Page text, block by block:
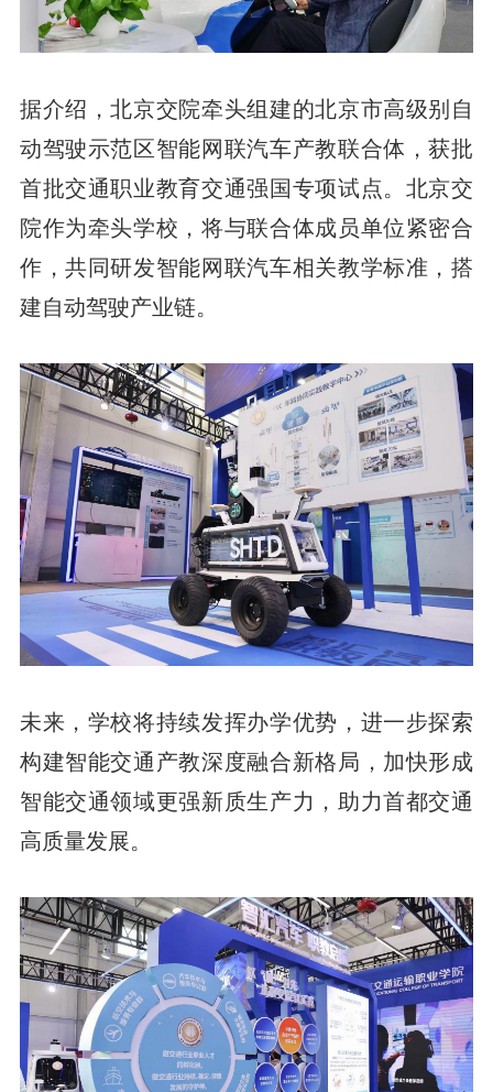
据介绍，北京交院牵头组建的北京市高级别自
动驾驶示范区智能网联汽车产教联合体，获批
首批交通职业教育交通强国专项试点。北京交
院作为牵头学校，将与联合体成员单位紧密合
作，共同研发智能网联汽车相关教学标准，搭
建自动驾驶产业链。
未来，学校将持续发挥办学优势，进一步探索
构建智能交通产教深度融合新格局，加快形成
智能交通领域更强新质生产力，助力首都交通
高质量发展。